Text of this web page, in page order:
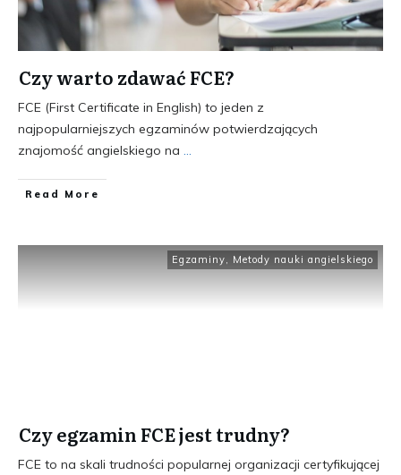
Czy warto zdawać FCE?
FCE (First Certificate in English) to jeden z
najpopularniejszych egzaminów potwierdzających
znajomość angielskiego na
​Read More
Egzaminy Metody nauki angielskiego
Czy egzamin FCE jest trudny?
FCE to na skali trudności popularnej organizacji certyfikującej